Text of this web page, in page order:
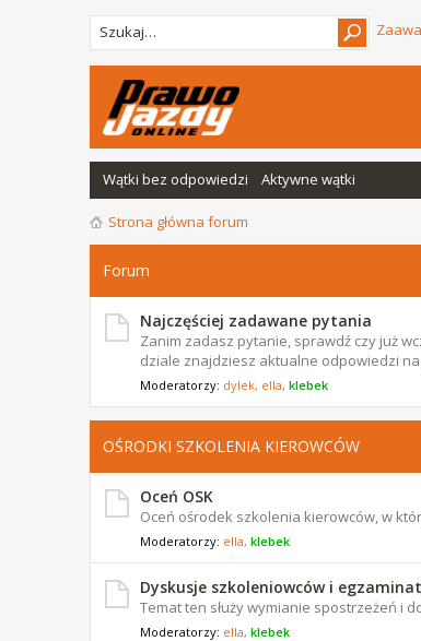
Wątki bez odpowiedzi Aktywne wątki
Strona główna forum
Forum
Najczęściej zadawane pytania
Zanim zadasz pytanie, sprawdź czy już
dziale znajdziesz aktualne odpowiedzi
Moderatorzy: dylek, ella, klebek
OŚRODKI SZKOLENIA KIEROWCÓW
Oceń OSK
Oceń ośrodek szkolenia kierowców, w
Moderatorzy: ella, klebek
Dyskusje szkoleniowców i
Temat ten służy wymianie spostrzeżeń i
Moderatorzy: ella, klebek